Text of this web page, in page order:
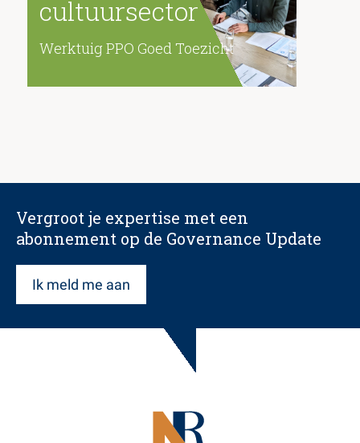
cultuursector
Werktuig PPO Goed Toezicht
Vergroot je expertise met een
abonnement op de Governance Update
Ik meld me aan